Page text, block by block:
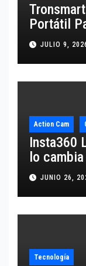
Portátil
JULIO 9,
Action Cam
Insta360
lo
JUNIO 26,
Tecnología